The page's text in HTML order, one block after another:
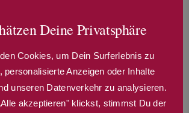
– deren Musik ist so vielfältig
, die sie spielen. Die Musik
und aus der reinen Freude am
Musizieren.
Deine Privatsphäre
Cookies, um Dein Surferlebnis zu
personalisierte Anzeigen oder Inhalte
unseren Datenverkehr zu analysieren.
akzeptieren" klickst, stimmst Du der